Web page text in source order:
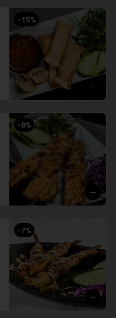
-15%
-8%
-7%